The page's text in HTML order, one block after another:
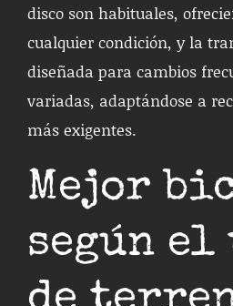
disco son habituales,
cualquier condición, y la
diseñada para cambios
variadas, adaptándose a
más exigentes.
Mejor
según